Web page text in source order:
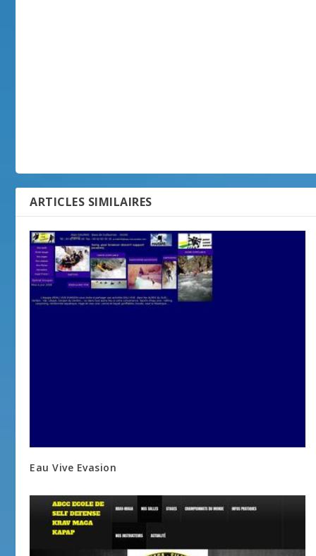
ARTICLES SIMILAIRES
Eau Vive Evasion